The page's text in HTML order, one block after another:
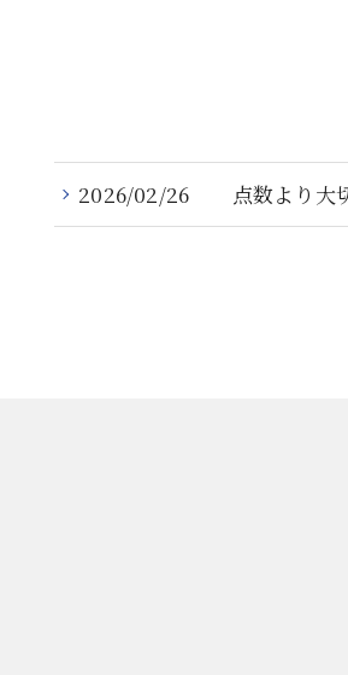
2026/02/26 点数より大